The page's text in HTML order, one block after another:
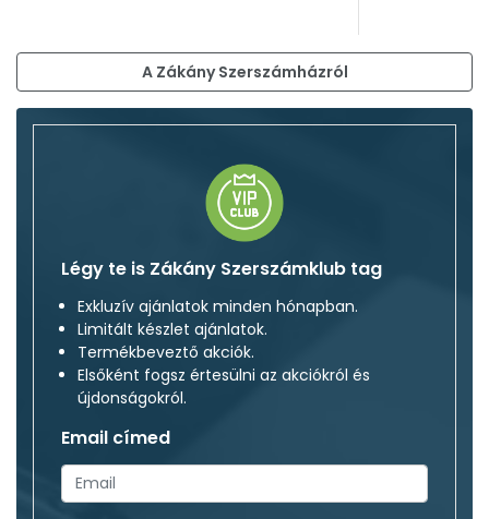
A Zákány Szerszámházról
Légy te is Zákány Szerszámklub tag
Exkluzív ajánlatok minden hónapban.
Limitált készlet ajánlatok.
Termékbeveztő akciók.
Elsőként fogsz értesülni az akciókról és
újdonságokról.
Email címed